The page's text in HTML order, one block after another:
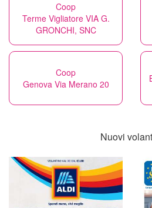
Coop
Terme Vigliatore VIA G.
GRONCHI, SNC
Coop
Genova Via Merano 20
Nuovi